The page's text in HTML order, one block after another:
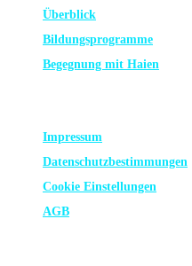
Überblick
Bildungsprogramme
Begegnung mit Haien
Impressum
Datenschutz­bestimmungen
Cookie Einstellungen
AGB